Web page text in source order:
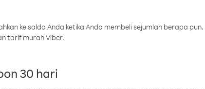
ke saldo Anda ketika Anda membeli sejumlah berapa
tarif murah Viber.
30 hari